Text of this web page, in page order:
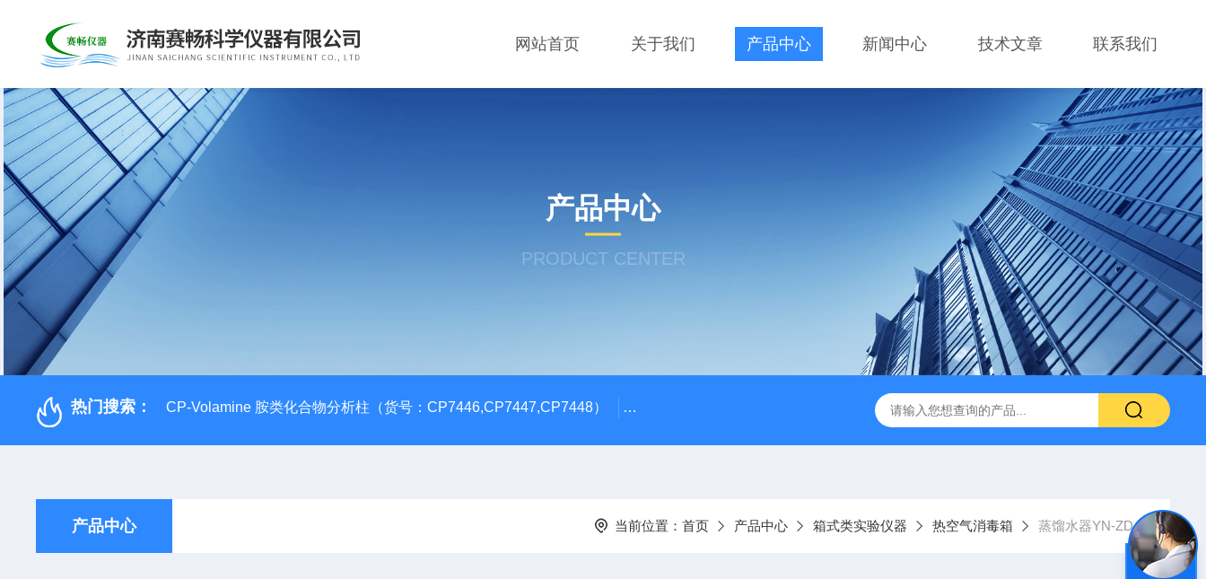
网站首页 关于我们 产品中心 新闻中心 技术文章 联系我们
产品中心
PRODUCT CENTER
热门搜索： CP-Volamine 胺类化合物分析柱（货号：CP7446,CP7447,CP7448） 岛津GL Inertsil ODS-3 4.6*250mm/5um 5020-01732 大连依利特Hypersil ODS2
产品中心 当前位置： 首页 产品中心 箱式类实验仪器 热空气消毒箱 蒸馏水器YN-ZD-5